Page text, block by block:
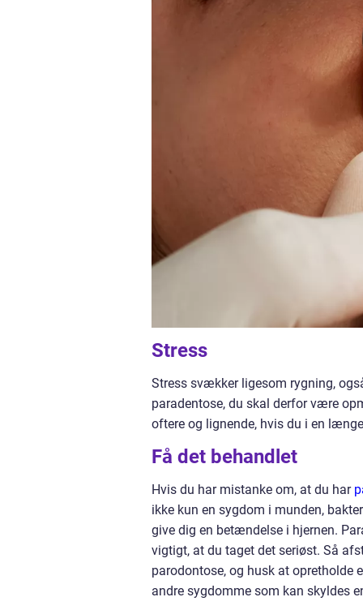
Stress
Stress svækker ligesom rygning,
paradentose, du skal derfor være
oftere og lignende, hvis du i en
Få det behandlet
Hvis du har mistanke om, at du har
ikke kun en sygdom i munden,
give dig en betændelse i hjernen.
vigtigt, at du taget det seriøst. Så
parodontose, og husk at opretholde
andre sygdomme som kan skyldes